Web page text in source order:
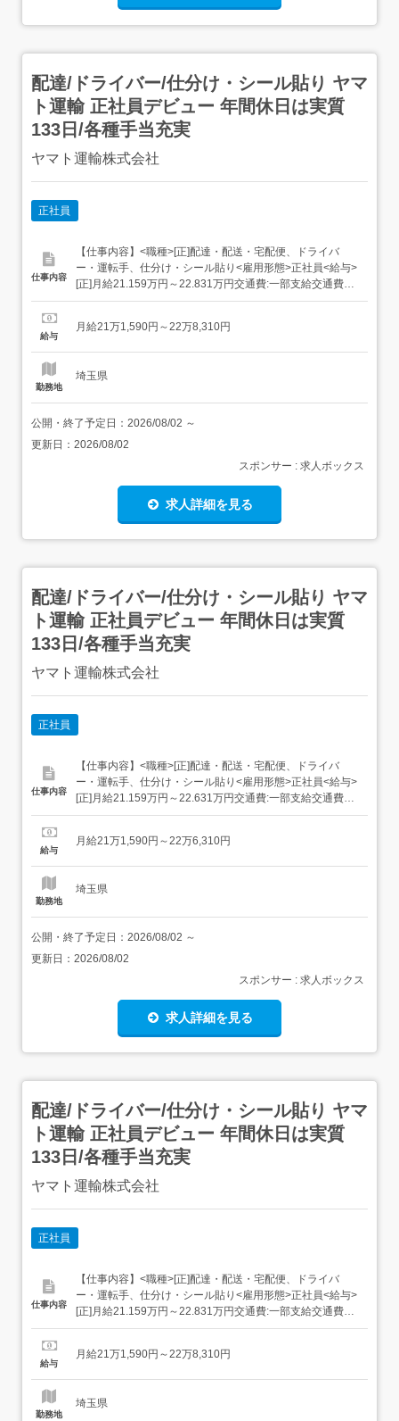
配達/ドライバー/仕分け・シール貼り ヤマ
ト運輸 正社員デビュー 年間休日は実質
133日/各種手当充実
ヤマト運輸株式会社
正社員
仕事内容
【仕事内容】<職種>[正]配達・配送・宅配便、ドライバ
ー・運転手、仕分け・シール貼り<雇用形態>正社員<給与>
[正]月給21.159万円～22.831万円交通費:一部支給交通費
(月上限5万円)昇給年1回賞与年2回(7月/12月 賞与4.5ヶ月実
デル月収・年収<戸田市内勤務>30歳/残業25H/扶養家...
給与
月給21万1,590円～22万8,310円
勤務地
埼玉県
公開・終了予定日： 2026/08/02 ～
更新日： 2026/08/02
スポンサー : 求人ボックス
求人詳細を見る
配達/ドライバー/仕分け・シール貼り ヤマ
ト運輸 正社員デビュー 年間休日は実質
133日/各種手当充実
ヤマト運輸株式会社
正社員
仕事内容
【仕事内容】<職種>[正]配達・配送・宅配便、ドライバ
ー・運転手、仕分け・シール貼り<雇用形態>正社員<給与>
[正]月給21.159万円～22.631万円交通費:一部支給交通費
(月上限5万円)昇給年1回賞与年2回(7月/12月 賞与4.5ヶ月実
デル月収・年収<熊谷市内勤務>30歳/残業25H/扶養家...
給与
月給21万1,590円～22万6,310円
勤務地
埼玉県
公開・終了予定日： 2026/08/02 ～
更新日： 2026/08/02
スポンサー : 求人ボックス
求人詳細を見る
配達/ドライバー/仕分け・シール貼り ヤマ
ト運輸 正社員デビュー 年間休日は実質
133日/各種手当充実
ヤマト運輸株式会社
正社員
仕事内容
【仕事内容】<職種>[正]配達・配送・宅配便、ドライバ
ー・運転手、仕分け・シール貼り<雇用形態>正社員<給与>
[正]月給21.159万円～22.831万円交通費:一部支給交通費
(月上限5万円)昇給年1回賞与年2回(7月/12月 賞与4.5ヶ月実
デル月収・年収<所沢市内勤務>30歳/残業25H/扶養家...
給与
月給21万1,590円～22万8,310円
勤務地
埼玉県